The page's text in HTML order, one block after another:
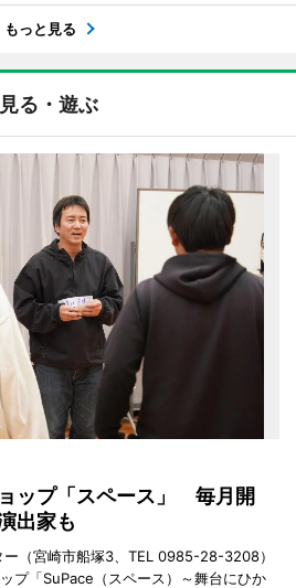
もっと見る
見る・遊ぶ
ップ「スペース」 毎月開
出家も
ー（宮崎市船塚3、TEL 0985-28-3208）
プ「SuPace（スペース）～舞台にひか